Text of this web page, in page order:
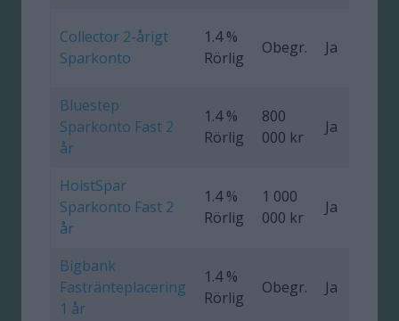
Collector 2-årigt
Sparkonto
1.4 %
Rörlig
Obegr. Ja
Bluestep
Sparkonto Fast 2
år
1.4 %
Rörlig
800
000 kr
Ja
HoistSpar
Sparkonto Fast 2
år
1.4 %
Rörlig
1 000
000 kr
Ja
Bigbank
Fastränteplacering
1 år
1.4 %
Rörlig
Obegr. Ja